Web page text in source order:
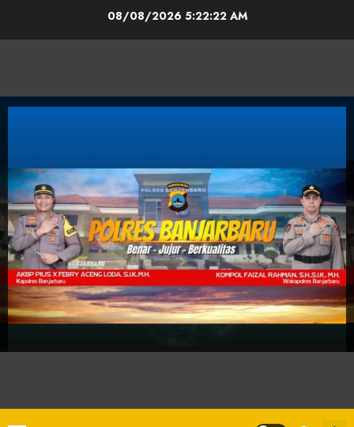
08/08/2026 5:22:22 AM